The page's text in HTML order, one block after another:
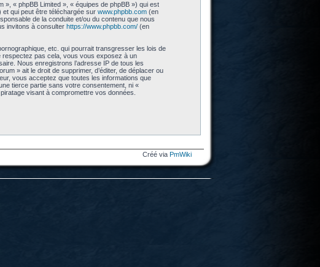
« phpBB Limited », « équipes de phpBB ») qui est
et qui peut être téléchargée sur www.phpbb.com (en
de la conduite et/ou du contenu que nous
invitons à consulter https://www.phpbb.com/ (en
etc. qui pourrait transgresser les lois de
respectez pas cela, vous vous exposez à un
Nous enregistrons l’adresse IP de tous les
» ait le droit de supprimer, d’éditer, de déplacer ou
vous acceptez que toutes les informations que
tierce partie sans votre consentement, ni «
visant à compromettre vos données.
Créé via PmWiki